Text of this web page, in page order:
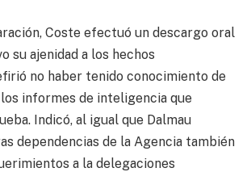
Coste efectuó un descargo oral
su ajenidad a los hechos
no haber tenido conocimiento de
informes de inteligencia que
Indicó, al igual que Dalmau
dependencias de la Agencia también
a la delegaciones